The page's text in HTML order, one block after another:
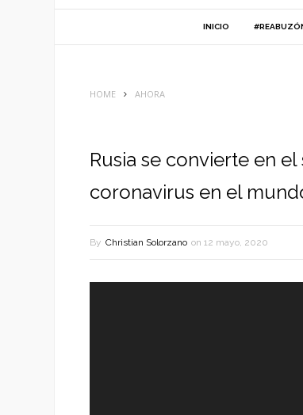
INICIO
HOME AHORA
Rusia se convierte en
coronavirus en el
By Christian Solorzano on 12 mayo, 2020